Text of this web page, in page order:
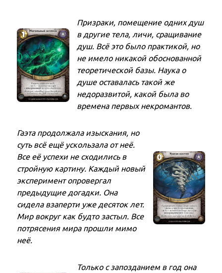
Призраки, помещение одних душ
в другие тела, личи, сращивание
душ. Всё это было практикой, но
не имело никакой обоснованной
теоретической базы. Наука о
душе оставалась такой же
недоразвитой, какой была во
времена первых некромантов.
Гаэта продолжала изыскания, но
суть всё ещё ускользала от неё.
Все её успехи не сходились в
стройную картину. Каждый новый
эксперимент опровергал
предыдущие догадки. Она
сидела взаперти уже десяток лет.
Мир вокруг как будто застыл. Все
потрясения мира прошли мимо
неё.
Только с запозданием в год она